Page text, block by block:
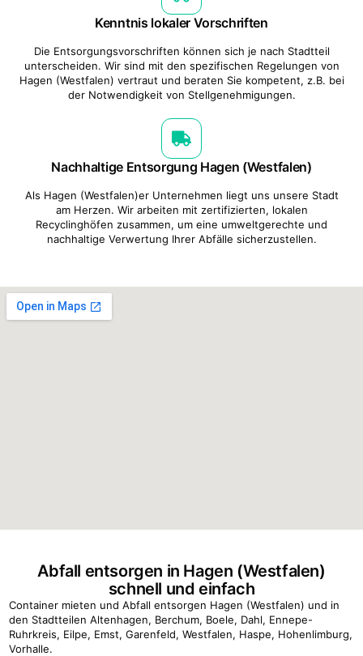
Kenntnis lokaler Vorschriften
Die Entsorgungsvorschriften können sich je nach Stadtteil
unterscheiden. Wir sind mit den spezifischen Regelungen von
Hagen (Westfalen) vertraut und beraten Sie kompetent, z.B. bei
der Notwendigkeit von Stellgenehmigungen.
Nachhaltige Entsorgung Hagen (Westfalen)
Als Hagen (Westfalen)er Unternehmen liegt uns unsere Stadt
am Herzen. Wir arbeiten mit zertifizierten, lokalen
Recyclinghöfen zusammen, um eine umweltgerechte und
nachhaltige Verwertung Ihrer Abfälle sicherzustellen.
Abfall entsorgen in Hagen (Westfalen)
schnell und einfach
Container mieten und Abfall entsorgen Hagen (Westfalen) und in
den Stadtteilen Altenhagen, Berchum, Boele, Dahl, Ennepe-
Ruhrkreis, Eilpe, Emst, Garenfeld, Westfalen, Haspe, Hohenlimburg,
Vorhalle.